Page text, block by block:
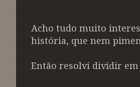
Acho tudo muito
história, que nem
Então resolvi dividir em